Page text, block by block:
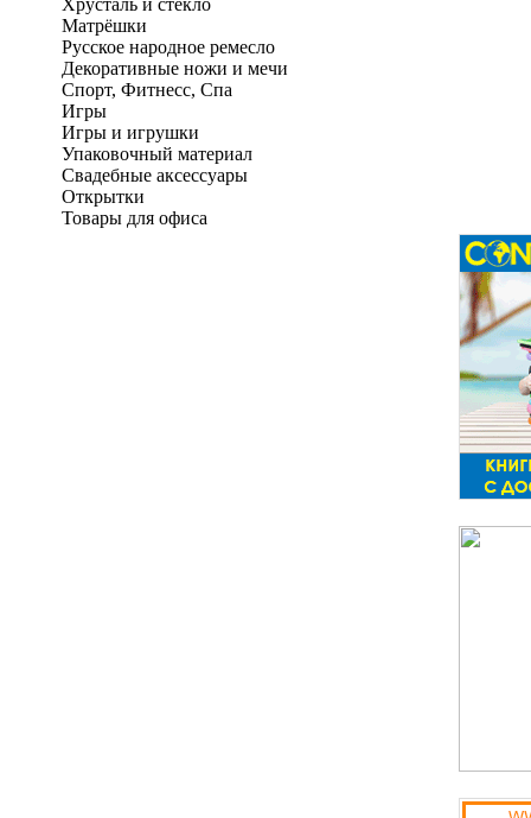
Хрусталь и стекло
Матрёшки
Русское народное ремесло
Декоративные ножи и мечи
Спорт, Фитнесс, Спа
Игры
Игры и игрушки
Упаковочный материал
Свадебные аксессуары
Открытки
Товары для офиса